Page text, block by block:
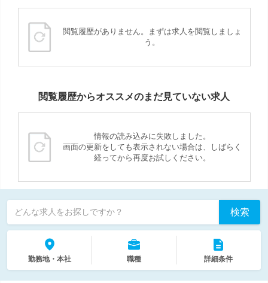
閲覧履歴がありません。まずは求人を閲覧しましょ
う。
閲覧履歴からオススメのまだ見ていない求人
情報の読み込みに失敗しました。
画面の更新をしても表示されない場合は、しばらく
経ってから再度お試しください。
どんな求人をお探しですか？ 検索
勤務地・本社 職種 詳細条件